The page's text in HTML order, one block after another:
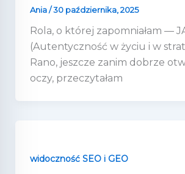
Ania/30 października, 2025
Rola, o której zapomniałam —
(Autentyczność w życiu i w
Rano, jeszcze zanim dobrze
oczy, przeczytałam
widoczność SEO i GEO